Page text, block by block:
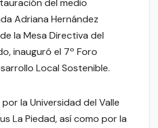
del medio
Adriana Hernández
la Mesa Directiva del
inauguró el 7º Foro
Local Sostenible.
la Universidad del Valle
La Piedad, así como por la